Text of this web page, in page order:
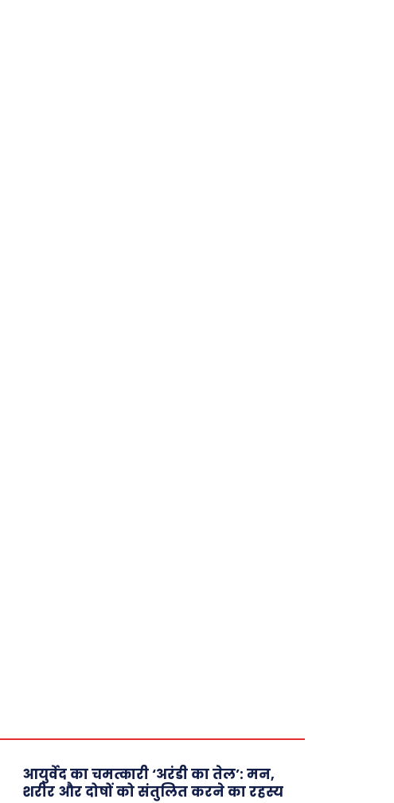
आयुर्वेद का चमत्कारी ‘अरंडी का तेल’: मन,
शरीर और दोषों को संतुलित करने का रहस्य